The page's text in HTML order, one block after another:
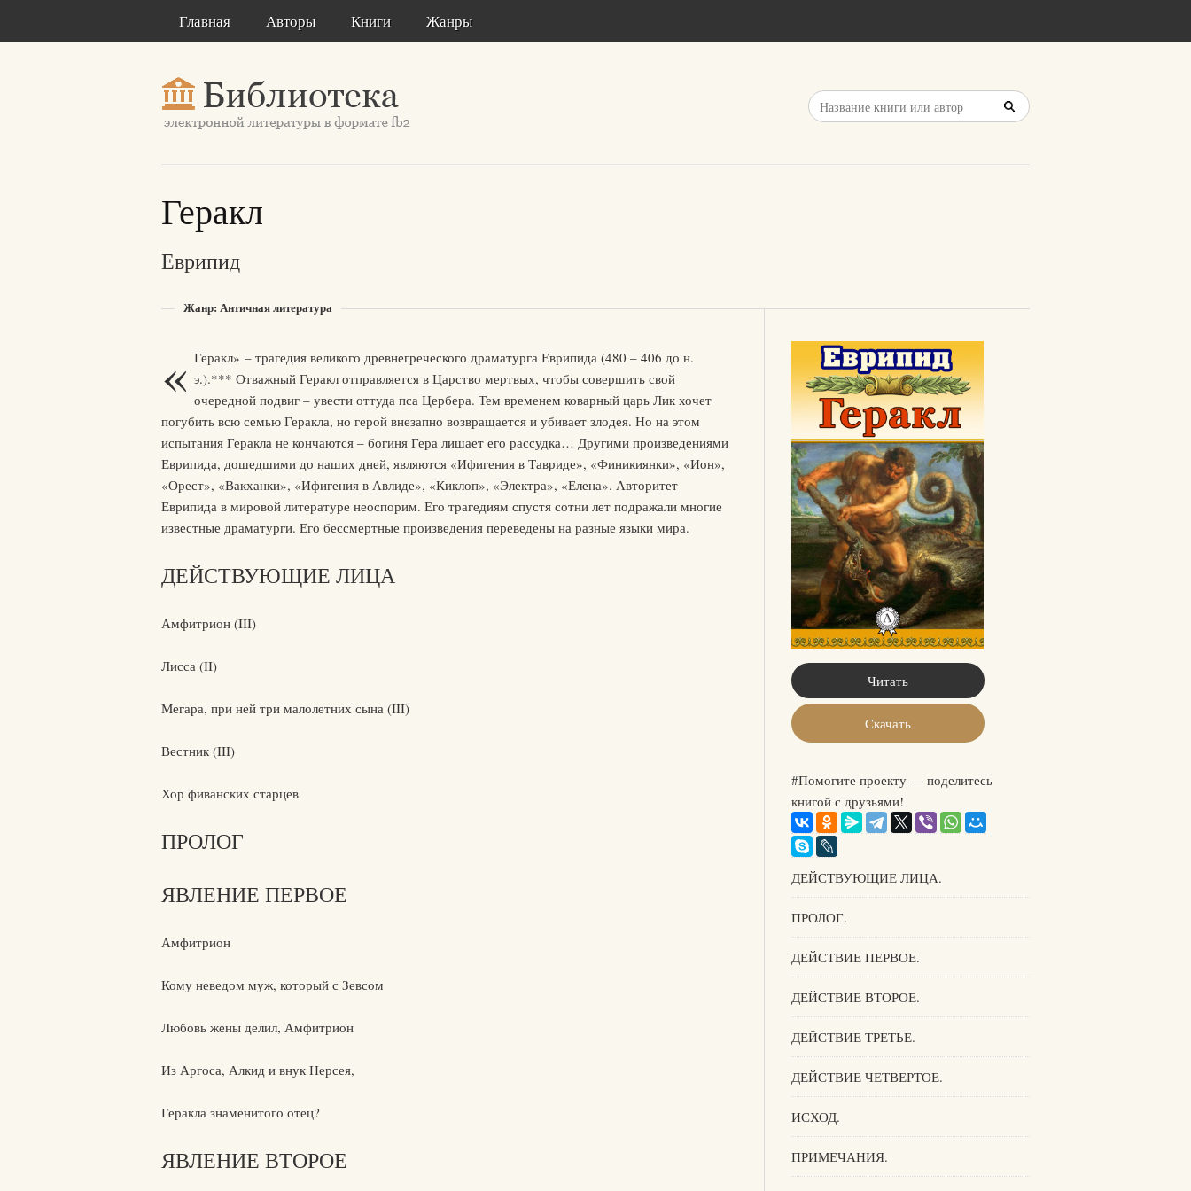
Главная Авторы Книги Жанры
Геракл
Еврипид
Жанр: Античная литература
« Геракл» – трагедия великого древнегреческого драматурга Еврипида (480 – 406 до н.
э.).*** Отважный Геракл отправляется в Царство мертвых, чтобы совершить свой
очередной подвиг – увести оттуда пса Цербера. Тем временем коварный царь Лик хочет
погубить всю семью Геракла, но герой внезапно возвращается и убивает злодея. Но на этом
испытания Геракла не кончаются – богиня Гера лишает его рассудка… Другими произведениями
Еврипида, дошедшими до наших дней, являются «Ифигения в Тавриде», «Финикиянки», «Ион»,
«Орест», «Вакханки», «Ифигения в Авлиде», «Киклоп», «Электра», «Елена». Авторитет
Еврипида в мировой литературе неоспорим. Его трагедиям спустя сотни лет подражали многие
известные драматурги. Его бессмертные произведения переведены на разные языки мира.
ДЕЙСТВУЮЩИЕ ЛИЦА
Амфитрион (III)
Лисса (II)
Мегара, при ней три малолетних сына (III)
Вестник (III)
Хор фиванских старцев
ПРОЛОГ
ЯВЛЕНИЕ ПЕРВОЕ
Амфитрион
Кому неведом муж, который с Зевсом
Любовь жены делил, Амфитрион
Из Аргоса, Алкид и внук Нерсея,
Геракла знаменитого отец?
ЯВЛЕНИЕ ВТОРОЕ
Читать
Скачать
#Помогите проекту — поделитесь
книгой с друзьями!
ДЕЙСТВУЮЩИЕ ЛИЦА.
ПРОЛОГ.
ДЕЙСТВИЕ ПЕРВОЕ.
ДЕЙСТВИЕ ВТОРОЕ.
ДЕЙСТВИЕ ТРЕТЬЕ.
ДЕЙСТВИЕ ЧЕТВЕРТОЕ.
ИСХОД.
ПРИМЕЧАНИЯ.